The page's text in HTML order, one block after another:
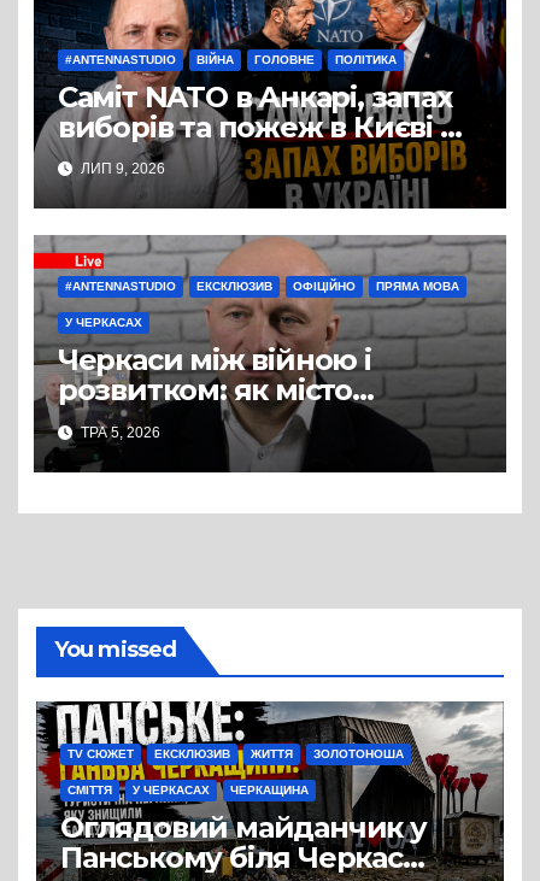
#ANTENNASTUDIO ВІЙНА ГОЛОВНЕ ПОЛІТИКА
Саміт NATO в Анкарі, запах
виборів та пожеж в Києві —
студія Антени, політичний
експерт Руслан Бізяєв
ЛИП 9, 2026
#ANTENNASTUDIO ЕКСКЛЮЗИВ ОФІЦІЙНО ПРЯМА МОВА
У ЧЕРКАСАХ
Черкаси між війною і
розвитком: як місто
готується до зими, вирішує
кадрову кризу і планує
майбутнє
ТРА 5, 2026
You missed
TV СЮЖЕТ ЕКСКЛЮЗИВ ЖИТТЯ ЗОЛОТОНОША
СМІТТЯ У ЧЕРКАСАХ ЧЕРКАЩИНА
Оглядовий майданчик у
Панському біля Черкас